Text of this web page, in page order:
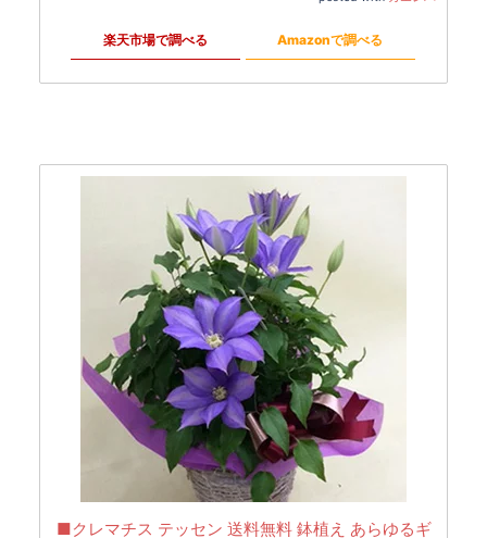
楽天市場で調べる Amazonで調べる
■クレマチス テッセン 送料無料 鉢植え あらゆるギ